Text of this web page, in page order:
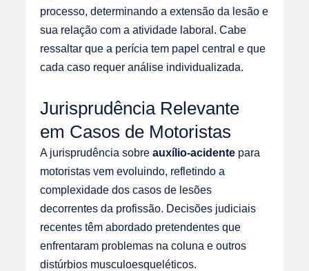
processo, determinando a extensão da lesão e
sua relação com a atividade laboral. Cabe
ressaltar que a perícia tem papel central e que
cada caso requer análise individualizada.
Jurisprudência Relevante
em Casos de Motoristas
A jurisprudência sobreauxílio-acidente para
motoristas vem evoluindo, refletindo a
complexidade dos casos de lesões
decorrentes da profissão. Decisões judiciais
recentes têm abordado pretendentes que
enfrentaram problemas na coluna e outros
distúrbios musculoesqueléticos.